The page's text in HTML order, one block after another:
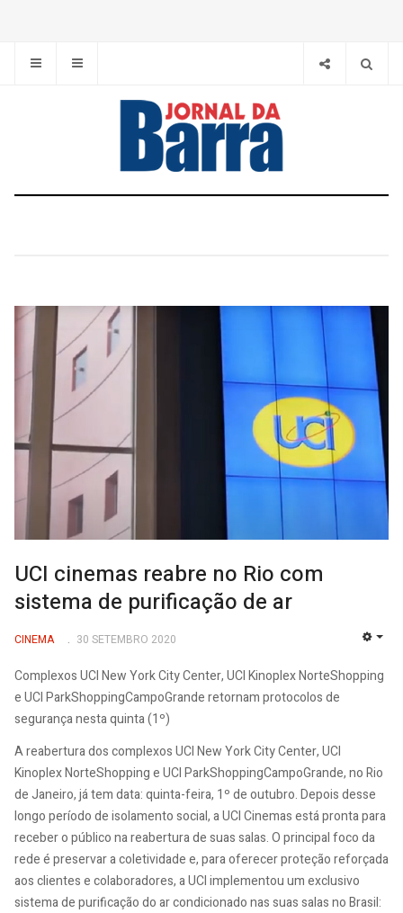
UCI cinemas reabre no Rio com
sistema de purificação de ar
CINEMA 30 SETEMBRO 2020
Complexos UCI New York City Center, UCI Kinoplex NorteShopping
e UCI ParkShoppingCampoGrande retornam protocolos de
segurança nesta quinta (1º)
A reabertura dos complexos UCI New York City Center, UCI
Kinoplex NorteShopping e UCI ParkShoppingCampoGrande, no Rio
de Janeiro, já tem data: quinta-feira, 1º de outubro. Depois desse
longo período de isolamento social, a UCI Cinemas está pronta para
receber o público na reabertura de suas salas. O principal foco da
rede é preservar a coletividade e, para oferecer proteção reforçada
aos clientes e colaboradores, a UCI implementou um exclusivo
sistema de purificação do ar condicionado nas suas salas no Brasil: